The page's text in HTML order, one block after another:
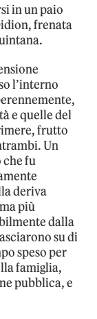
in un paio
frenata
l’interno
e quelle del
frutto
Un
che fu
deriva
più
dalla
su di
speso per
famiglia,
pubblica, e